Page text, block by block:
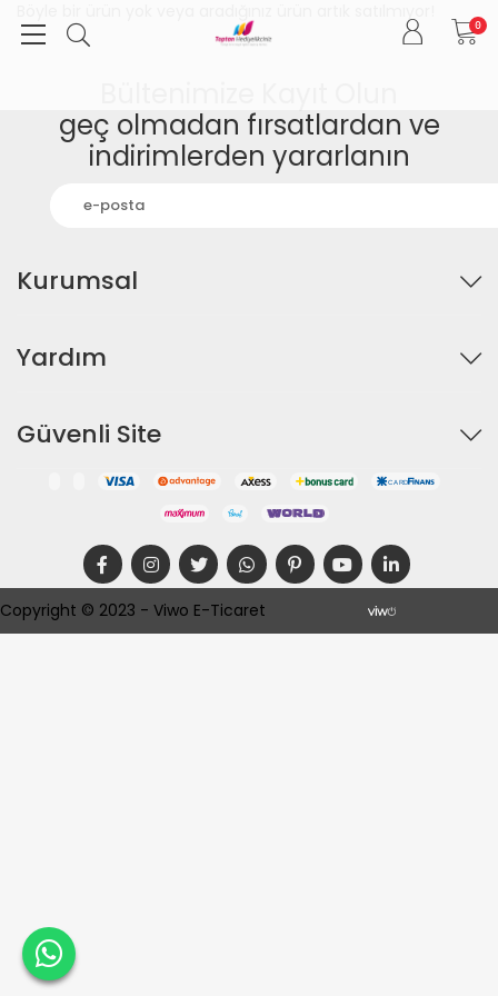
0
geç olmadan fırsatlardan ve
indirimlerden yararlanın
Kurumsal
Yardım
Güvenli Site
Copyright © 2023 - Viwo E-Ticaret